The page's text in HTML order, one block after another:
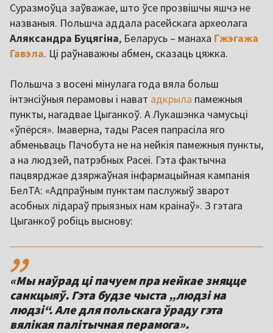
Суразмоўца заўважае, што ўсе прозвішчы яшчэ не
названыя. Польшча аддала расейскага археолага
Аляксандра Буцягіна, Беларусь – манаха Гжэгажа
Гавэла. Ці раўнаважны абмен, сказаць цяжка.
Польшча з восені мінулага года вяла больш
інтэнсіўныя перамовы і нават адкрыла памежныя
пункты, нагадвае Цыганкоў. А Лукашэнка чамусьці
«ўпёрся». Імаверна, тады Расея папрасіла яго
абменьваць Пачобута не на нейкія памежныя пункты,
а на людзей, патрэбных Расеі. Гэта фактычна
пацвярджае дзяржаўная інфармацыйная кампанія
БелТА: «Адпраўным пунктам паслужыў зварот
асобных лідараў прыязных нам краінаў». З гэтага
Цыганкоў робіць выснову:
,,
«Мы наўрад ці пачуем пра нейкае зняцце
санкцыяў. Гэта будзе чыста „людзі на
людзі“. Але для польскага ўраду гэта
вялікая палітычная перамога».